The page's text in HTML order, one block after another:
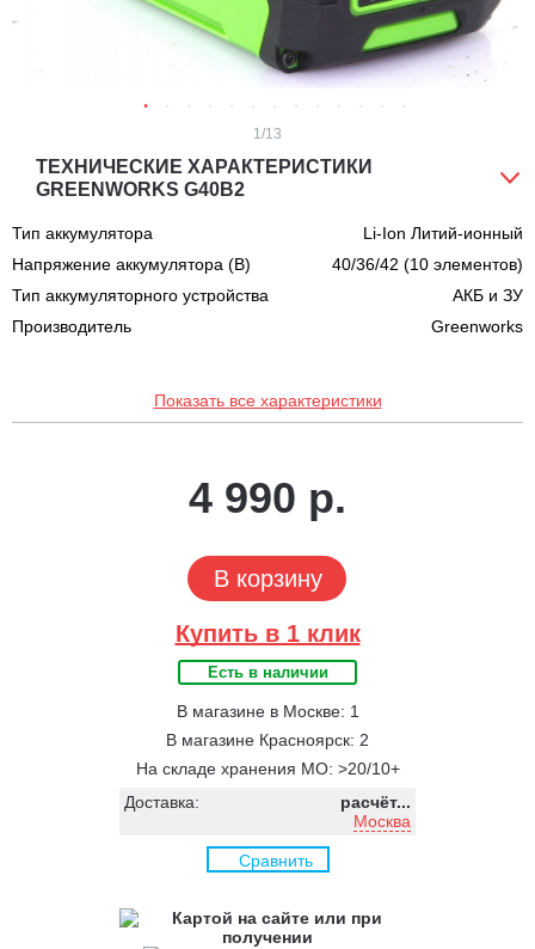
1/13
ТЕХНИЧЕСКИЕ ХАРАКТЕРИСТИКИ
GREENWORKS G40B2
Тип аккумулятора
Li-Ion Литий-ионный
Напряжение аккумулятора (В)
40/36/42 (10 элементов)
Тип аккумуляторного устройства
АКБ и ЗУ
Производитель
Greenworks
Показать все характеристики
4 990 р.
В корзину
Купить в 1 клик
Есть в наличии
В магазине в Москве: 1
В магазине Красноярск: 2
На складе хранения МО: >20/10+
Доставка:
расчёт...
Москва
Сравнить